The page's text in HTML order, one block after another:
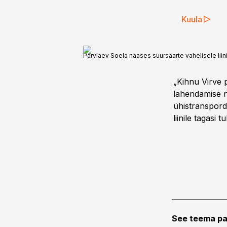
Kuula
Parvlaev Soela naases suursaarte vahelisele
„Kihnu Virve
lahendamise
liinile tagasi
See teema